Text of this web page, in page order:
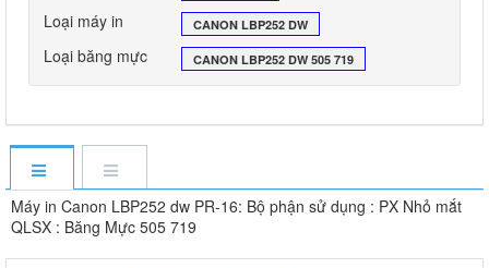
Loại máy in CANON LBP252 DW
Loại băng mực CANON LBP252 DW 505 719
Máy in Canon LBP252 dw PR-16: Bộ phận sử dụng : PX Nhỏ mắt
QLSX : Băng Mực 505 719